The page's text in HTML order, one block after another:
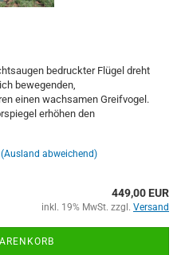
bedruckter Flügel dreht
bewegenden,
einen wachsamen Greifvogel.
erhöhen den
(Ausland abweichend)
449,00 EUR
inkl. 19% MwSt. zzgl. Versand